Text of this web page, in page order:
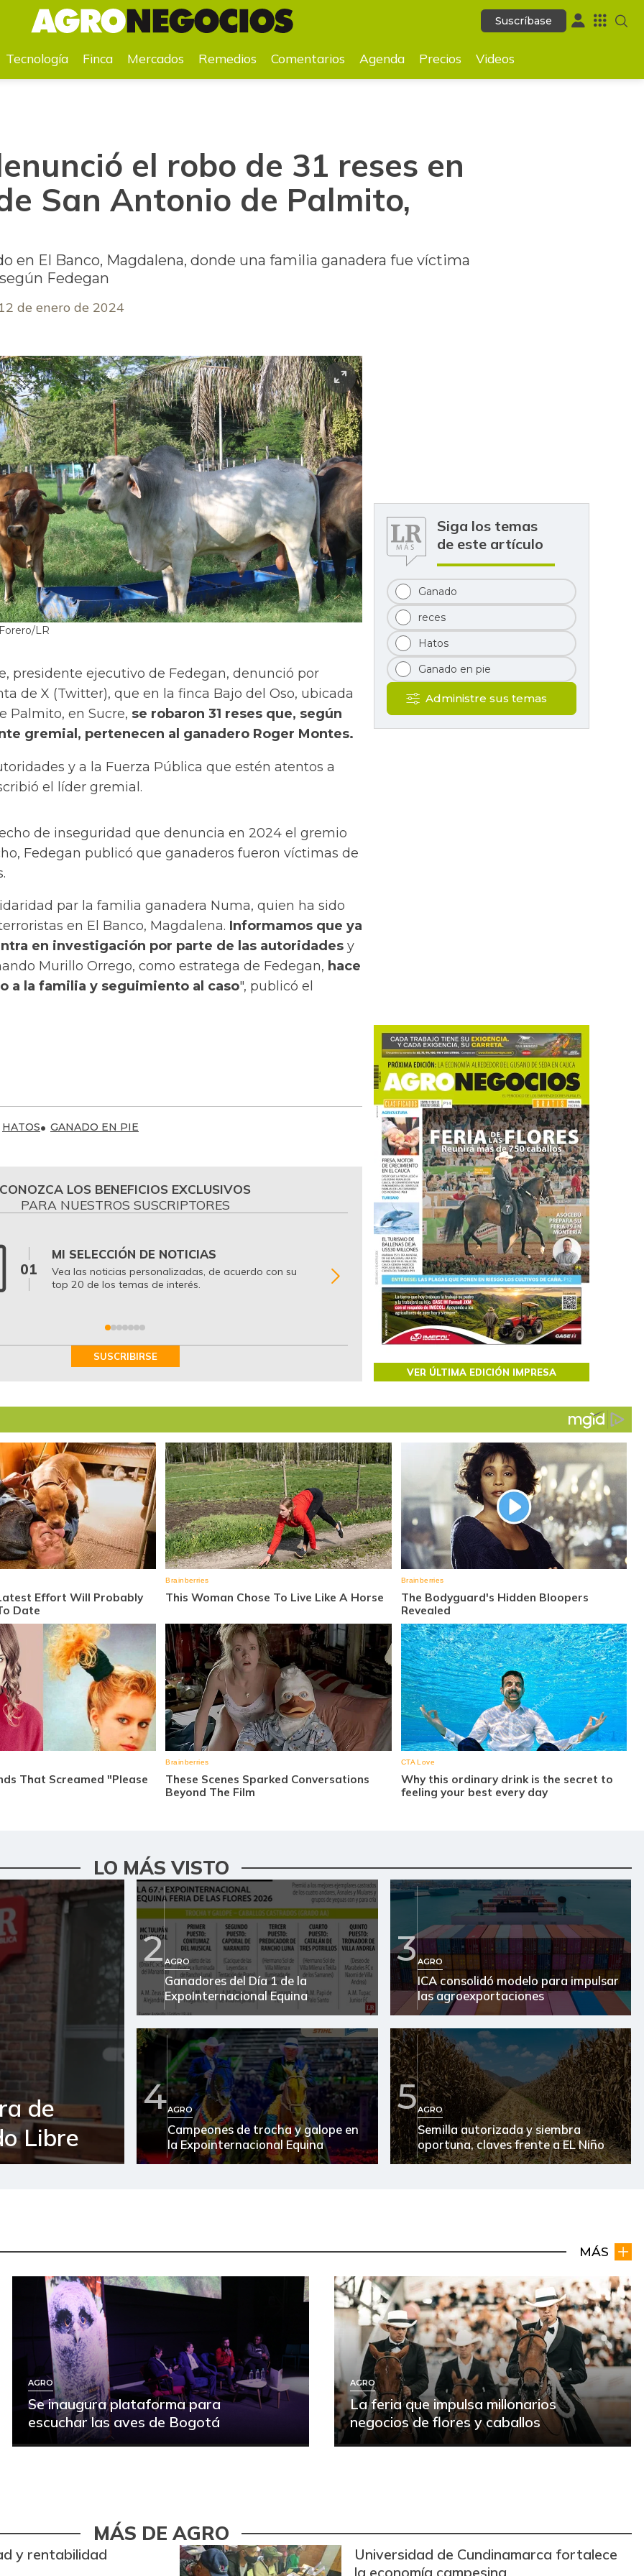
Suscríbase
Antonio de Palmito, Sucre
Suscríbase
Tecnología Finca Mercados Remedios Comentarios Agenda Precios Videos
el robo de 31 reses en
San Antonio de Palmito,
en El Banco, Magdalena, donde una familia ganadera fue víctima
Fedegan
12 de enero de 2024
LR
presidente ejecutivo de Fedegan, denunció por
de X (Twitter), que en la finca Bajo del Oso, ubicada
Palmito, en Sucre, se robaron 31 reses que, según
gremial, pertenecen al ganadero Roger Montes.
y a la Fuerza Pública que estén atentos a
el líder gremial.
de inseguridad que denuncia en 2024 el gremio
Fedegan publicó que ganaderos fueron víctimas de
par la familia ganadera Numa, quien ha sido
en El Banco, Magdalena. Informamos que ya
en investigación por parte de las autoridades y
Murillo Orrego, como estratega de Fedegan, hace
a la familia y seguimiento al caso", publicó el
HATOS GANADO EN PIE
CONOZCA LOS BENEFICIOS EXCLUSIVOS
PARA NUESTROS SUSCRIPTORES
01
MI SELECCIÓN DE NOTICIAS
Vea las noticias personalizadas, de acuerdo con su
top 20 de los temas de interés.
02
BITÁCORA EMPRESARIAL 10.000 LR
Recopilación clasificada por sectores
regiones del comportamiento general y
de las 10.000 primeras empresas en ventas
Colombia.
SUSCRIBIRSE
Siga los temas
de este artículo
Ganado
reces
Hatos
Ganado en pie
Administre sus temas
VER ÚLTIMA EDICIÓN IMPRESA
LO MÁS VISTO
de
Libre
2AGRO
Ganadores del Día 1 de la
ExpoInternacional Equina
3AGRO
ICA consolidó modelo para impulsar
las agroexportaciones
4AGRO
Campeones de trocha y galope en
la Expointernacional Equina
5AGRO
Semilla autorizada y siembra
oportuna, claves frente a EL Niño
MÁS
AGRO
Se inaugura plataforma para
escuchar las aves de Bogotá
AGRO
La feria que impulsa millonarios
negocios de flores y caballos
MÁS DE AGRO
y rentabilidad
Universidad de Cundinamarca fortalece
la economía campesina